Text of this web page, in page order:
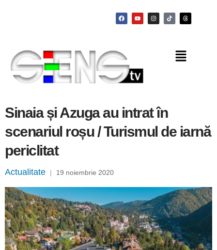
Sinaia și Azuga au intrat în
scenariul roșu / Turismul de iarnă
periclitat
Actualitate | 19 noiembrie 2020